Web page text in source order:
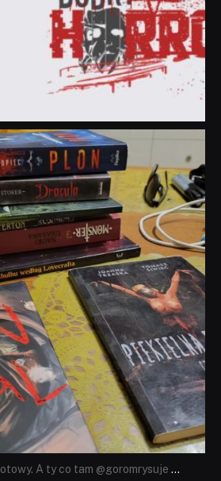
dobryhorror
Lip 31
A ty co tam @goromrysuje ...